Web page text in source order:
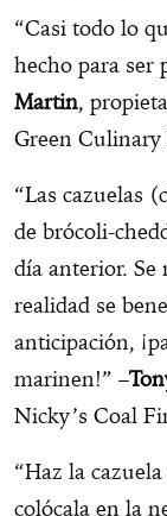
“Casi todo lo
hecho para ser
Martin,
Green Culinary
“Las cazuelas
de brócoli-
día anterior. Se
realidad se
anticipación,
marinen!” –
Nicky’s Coal
“Haz la
colócala en la